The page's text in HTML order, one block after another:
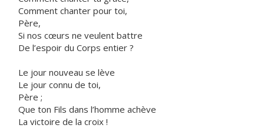
Comment chanter pour toi,
Père,
Si nos cœurs ne veulent battre
De l’espoir du Corps entier ?
Le jour nouveau se lève
Le jour connu de toi,
Père ;
Que ton Fils dans l’homme achève
La victoire de la croix !